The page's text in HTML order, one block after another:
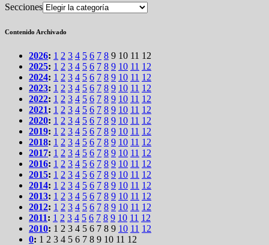
Secciones
Contenido Archivado
2026: 1 2 3 4 5 6 7 8 9 10 11 12
2025: 1 2 3 4 5 6 7 8 9 10 11 12
2024: 1 2 3 4 5 6 7 8 9 10 11 12
2023: 1 2 3 4 5 6 7 8 9 10 11 12
2022: 1 2 3 4 5 6 7 8 9 10 11 12
2021: 1 2 3 4 5 6 7 8 9 10 11 12
2020: 1 2 3 4 5 6 7 8 9 10 11 12
2019: 1 2 3 4 5 6 7 8 9 10 11 12
2018: 1 2 3 4 5 6 7 8 9 10 11 12
2017: 1 2 3 4 5 6 7 8 9 10 11 12
2016: 1 2 3 4 5 6 7 8 9 10 11 12
2015: 1 2 3 4 5 6 7 8 9 10 11 12
2014: 1 2 3 4 5 6 7 8 9 10 11 12
2013: 1 2 3 4 5 6 7 8 9 10 11 12
2012: 1 2 3 4 5 6 7 8 9 10 11 12
2011: 1 2 3 4 5 6 7 8 9 10 11 12
2010: 1 2 3 4 5 6 7 8 9 10 11 12
0: 1 2 3 4 5 6 7 8 9 10 11 12